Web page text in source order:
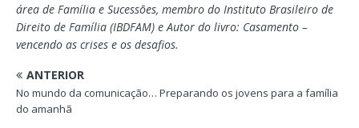
área de Família e Sucessões, membro do Instituto Brasileiro de
Direito de Família (IBDFAM) e Autor do livro: Casamento –
vencendo as crises e os desafios.
ANTERIOR
No mundo da comunicação… Preparando os jovens para a família
do amanhã